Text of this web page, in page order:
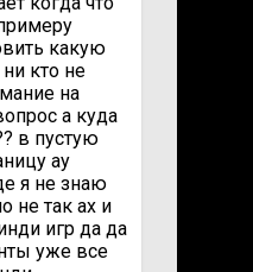
какую
кто не
на
а куда
в пустую
ау
я не знаю
не так ах и
игр да да
уже все